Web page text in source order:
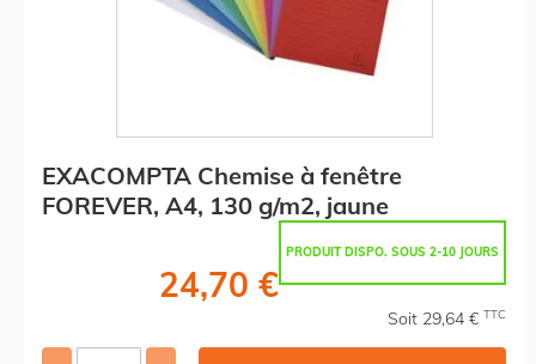
EXACOMPTA Chemise à fenêtre
FOREVER, A4, 130 g/m2, jaune
PRODUIT DISPO. SOUS 2-10 JOURS
24,70 €
Soit 29,64 € TTC